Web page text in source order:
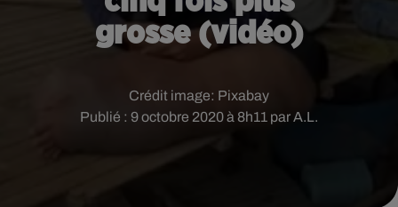
grosse (vidéo)
Publié : 9 octobre 2020 à 8h11 par A.L.
Crédit image: Pixabay